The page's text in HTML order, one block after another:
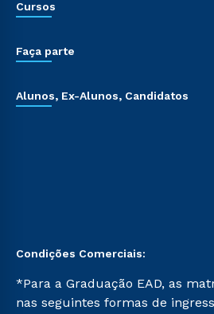
Cursos
Faça parte
Alunos, Ex-Alunos, Candidatos
Condições Comerciais:
*Para a Graduação EAD, as
nas seguintes formas de